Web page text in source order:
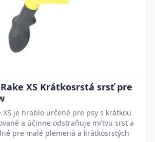
XS Krátkosrstá srsť pre
XS je hrablo určené pre psy s krátkou
a účinne odstraňuje mŕtvu srsť a
pre malé plemená a krátkosrstých